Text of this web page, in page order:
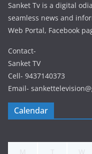
Sanket Tv is a digital
seamless news and
Web Portal, Facebook
Contact-
Sanket TV
Cell- 9437140373
Email-
Calendar